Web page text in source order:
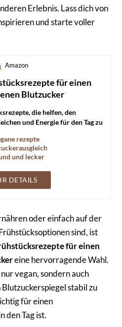
Erlebnis. Lass dich von
und starte voller
Amazon
für einen
Blutzucker
die helfen, den
und Energie für den Tag zu
rezepte
und lecker
DETAILS
oder einfach auf der
sind, ist
für einen
eine hervorragende Wahl.
vegan, sondern auch
stabil zu
für einen
den Tag ist.